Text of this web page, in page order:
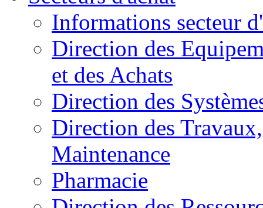
Informations secteur
Direction des
et des Achats
Direction des
Direction des
Maintenance
Pharmacie